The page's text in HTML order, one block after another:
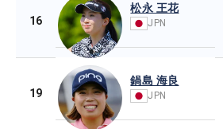
16
松永 王花
JPN
19
鍋島 海良
JPN